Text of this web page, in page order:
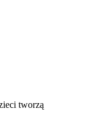
tworzą